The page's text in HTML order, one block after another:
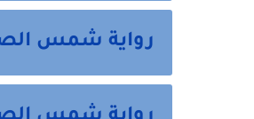
رواية شمس